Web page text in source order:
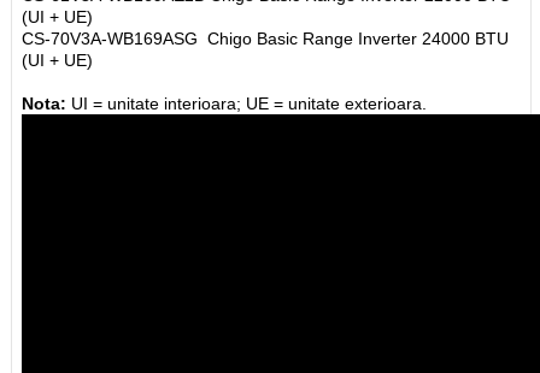
(UI + UE)
CS-70V3A-WB169ASG Chigo Basic Range Inverter 24000 BTU
(UI + UE)
Nota: UI = unitate interioara; UE = unitate exterioara.